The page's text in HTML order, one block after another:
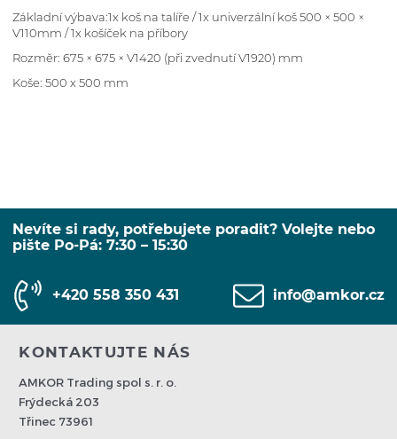
Základní výbava:1x koš na talíře / 1x univerzální koš 500 × 500 ×
V110mm / 1x košíček na příbory
Rozměr: 675 × 675 × V1420 (při zvednutí V1920) mm
Koše: 500 x 500 mm
Nevíte si rady, potřebujete poradit? Volejte nebo
pište Po-Pá: 7:30 – 15:30
+420 558 350 431 info@amkor.cz
KONTAKTUJTE NÁS
AMKOR Trading spol s. r. o.
Frýdecká 203
Třinec 73961